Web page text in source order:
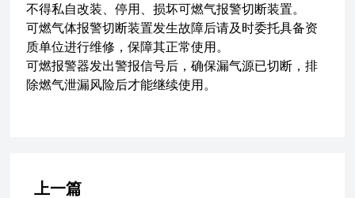
不得私自改装、停用、损坏可燃气报警切断装置。
可燃气体报警切断装置发生故障后请及时委托具备资
质单位进行维修，保障其正常使用。
可燃报警器发出警报信号后，确保漏气源已切断，排
除燃气泄漏风险后才能继续使用。
上一篇